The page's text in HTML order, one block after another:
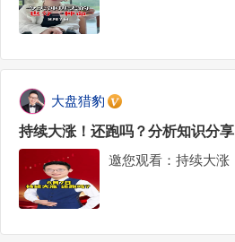
大盘猎豹
持续大涨！还跑吗？分析知识分享
邀您观看：持续大涨